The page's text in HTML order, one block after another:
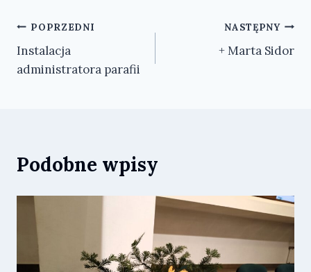
Nawigacja
wpisu
POPRZEDNI
Instalacja
administratora parafii
NASTĘPNY
+ Marta Sidor
Podobne wpisy